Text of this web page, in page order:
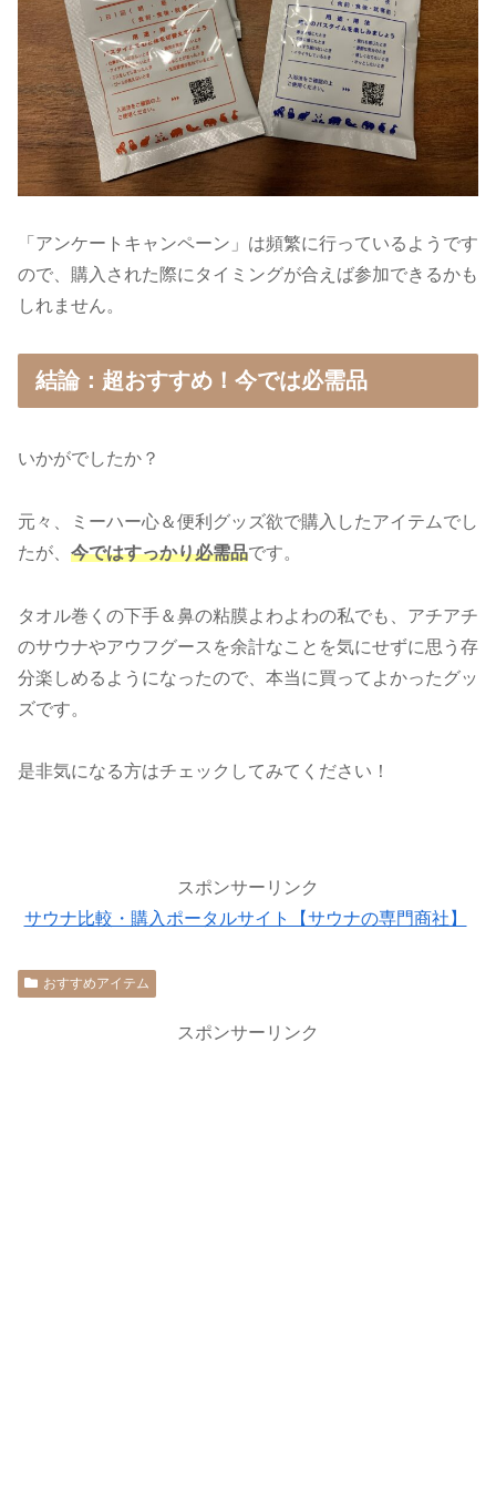
「アンケートキャンペーン」は頻繁に行っているようです
ので、購入された際にタイミングが合えば参加できるかも
しれません。
結論：超おすすめ！今では必需品
いかがでしたか？
元々、ミーハー心＆便利グッズ欲で購入したアイテムでし
たが、 今ではすっかり必需品です。
タオル巻くの下手＆鼻の粘膜よわよわの私でも、アチアチ
のサウナやアウフグースを余計なことを気にせずに思う存
分楽しめるようになったので、本当に買ってよかったグッ
ズです。
是非気になる方はチェックしてみてください！
スポンサーリンク
サウナ比較・購入ポータルサイト【サウナの専門商社】
おすすめアイテム
スポンサーリンク